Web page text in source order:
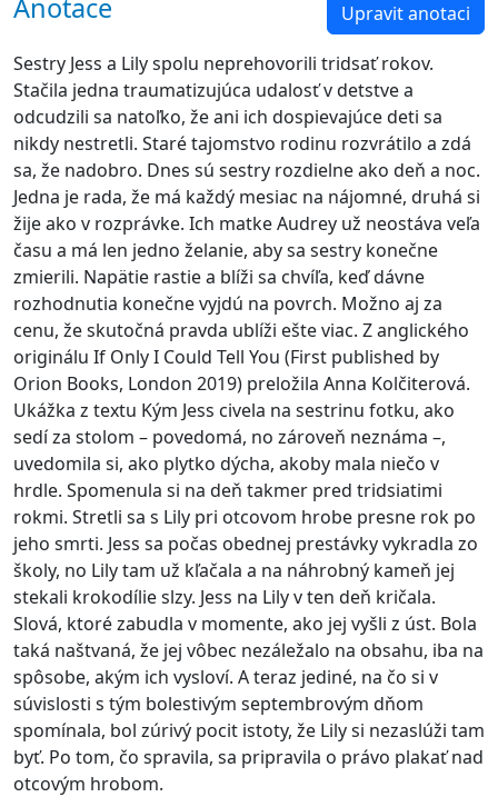
Anotace Upravit anotaci
Sestry Jess a Lily spolu neprehovorili tridsať rokov.
Stačila jedna traumatizujúca udalosť v detstve a
odcudzili sa natoľko, že ani ich dospievajúce deti sa
nikdy nestretli. Staré tajomstvo rodinu rozvrátilo a zdá
sa, že nadobro. Dnes sú sestry rozdielne ako deň a noc.
Jedna je rada, že má každý mesiac na nájomné, druhá si
žije ako v rozprávke. Ich matke Audrey už neostáva veľa
času a má len jedno želanie, aby sa sestry konečne
zmierili. Napätie rastie a blíži sa chvíľa, keď dávne
rozhodnutia konečne vyjdú na povrch. Možno aj za
cenu, že skutočná pravda ublíži ešte viac. Z anglického
originálu If Only I Could Tell You (First published by
Orion Books, London 2019) preložila Anna Kolčiterová.
Ukážka z textu Kým Jess civela na sestrinu fotku, ako
sedí za stolom – povedomá, no zároveň neznáma –,
uvedomila si, ako plytko dýcha, akoby mala niečo v
hrdle. Spomenula si na deň takmer pred tridsiatimi
rokmi. Stretli sa s Lily pri otcovom hrobe presne rok po
jeho smrti. Jess sa počas obednej prestávky vykradla zo
školy, no Lily tam už kľačala a na náhrobný kameň jej
stekali krokodílie slzy. Jess na Lily v ten deň kričala.
Slová, ktoré zabudla v momente, ako jej vyšli z úst. Bola
taká naštvaná, že jej vôbec nezáležalo na obsahu, iba na
spôsobe, akým ich vysloví. A teraz jediné, na čo si v
súvislosti s tým bolestivým septembrovým dňom
spomínala, bol zúrivý pocit istoty, že Lily si nezaslúži tam
byť. Po tom, čo spravila, sa pripravila o právo plakať nad
otcovým hrobom.